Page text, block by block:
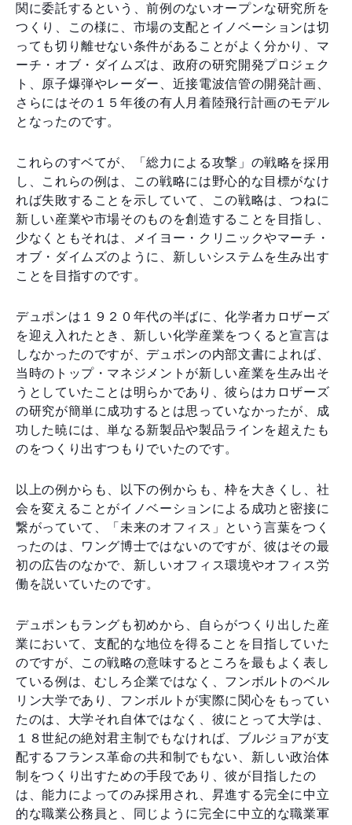
関に委託するという、前例のないオープンな研究所を
つくり、この様に、市場の支配とイノベーションは切
っても切り離せない条件があることがよく分かり、マ
ーチ・オブ・ダイムズは、政府の研究開発プロジェク
ト、原子爆弾やレーダー、近接電波信管の開発計画、
さらにはその１５年後の有人月着陸飛行計画のモデル
となったのです。
これらのすベてが、「総力による攻撃」の戦略を採用
し、これらの例は、この戦略には野心的な目標がなけ
れば失敗することを示していて、この戦略は、つねに
新しい産業や市場そのものを創造することを目指し、
少なくともそれは、メイヨー・クリニックやマーチ・
オブ・ダイムズのように、新しいシステムを生み出す
ことを目指すのです。
デュポンは１９２０年代の半ばに、化学者カロザーズ
を迎え入れたとき、新しい化学産業をつくると宣言は
しなかったのですが、デュポンの内部文書によれば、
当時のトップ・マネジメントが新しい産業を生み出そ
うとしていたことは明らかであり、彼らはカロザーズ
の研究が簡単に成功するとは思っていなかったが、成
功した暁には、単なる新製品や製品ラインを超えたも
のをつくり出すつもりでいたのです。
以上の例からも、以下の例からも、枠を大きくし、社
会を変えることがイノベーションによる成功と密接に
繋がっていて、「未来のオフィス」という言葉をつく
ったのは、ワング博士ではないのですが、彼はその最
初の広告のなかで、新しいオフィス環境やオフィス労
働を説いていたのです。
デュポンもラングも初めから、自らがつくり出した産
業において、支配的な地位を得ることを目指していた
のですが、この戦略の意味するところを最もよく表し
ている例は、むしろ企業ではなく、フンボルトのベル
リン大学であり、フンボルトが実際に関心をもってい
たのは、大学それ自体ではなく、彼にとって大学は、
１８世紀の絶対君主制でもなければ、ブルジョアが支
配するフランス革命の共和制でもない、新しい政治体
制をつくり出すための手段であり、彼が目指したの
は、能力によってのみ採用され、昇進する完全に中立
的な職業公務員と、同じように完全に中立的な職業軍